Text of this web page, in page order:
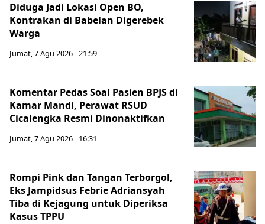
Diduga Jadi Lokasi Open BO,
Kontrakan di Babelan Digerebek
Warga
Jumat, 7 Agu 2026 - 21:59
Komentar Pedas Soal Pasien BPJS di
Kamar Mandi, Perawat RSUD
Cicalengka Resmi Dinonaktifkan
Jumat, 7 Agu 2026 - 16:31
Rompi Pink dan Tangan Terborgol,
Eks Jampidsus Febrie Adriansyah
Tiba di Kejagung untuk Diperiksa
Kasus TPPU